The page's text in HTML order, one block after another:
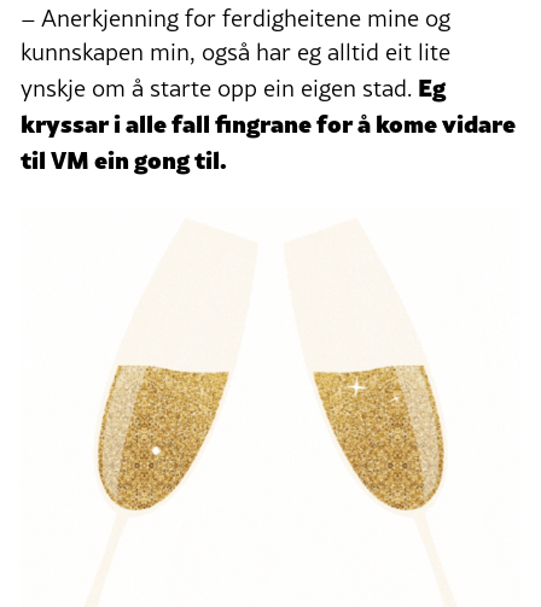
– Anerkjenning for ferdigheitene mine og
kunnskapen min, også har eg alltid eit lite
ynskje om å starte opp ein eigen stad. Eg
kryssar i alle fall fingrane for å kome vidare
til VM ein gong til.